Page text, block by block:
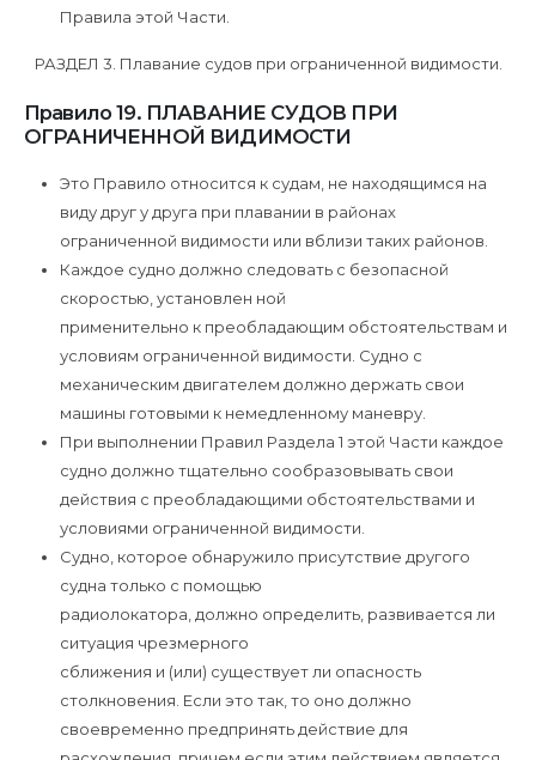
Правила этой Части.
РАЗДЕЛ 3. Плавание судов при ограниченной видимости.
Правило 19. ПЛАВАНИЕ СУДОВ ПРИ
ОГРАНИЧЕННОЙ ВИДИМОСТИ
Это Правило относится к судам, не находящимся на
виду друг у друга при плавании в районах
ограниченной видимости или вблизи таких районов.
Каждое судно должно следовать с безопасной
скоростью, установлен ной
применительно к преобладающим обстоятельствам и
условиям ограниченной видимости. Судно с
механическим двигателем должно держать свои
машины готовыми к немедленному маневру.
При выполнении Правил Раздела 1 этой Части каждое
судно должно тщательно сообразовывать свои
действия с преобладающими обстоятельствами и
условиями ограниченной видимости.
Судно, которое обнаружило присутствие другого
судна только с помощью
радиолокатора, должно определить, развивается ли
ситуация чрезмерного
сближения и (или) существует ли опасность
столкновения. Если это так, то оно должно
своевременно предпринять действие для